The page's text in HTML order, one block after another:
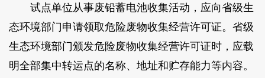
试点单位从事废铅蓄电池收集活动，应向省级生
态环境部门申请领取危险废物收集经营许可证。省级
生态环境部门颁发危险废物收集经营许可证时，应载
明全部集中转运点的名称、地址和贮存能力等内容。